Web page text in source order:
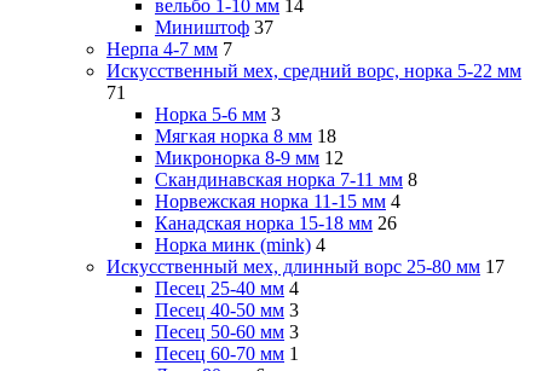
вельбо 1-10 мм 14
Миништоф 37
Нерпа 4-7 мм 7
Искусственный мех, средний ворс, норка 5-22 мм
71
Норка 5-6 мм 3
Мягкая норка 8 мм 18
Микронорка 8-9 мм 12
Скандинавская норка 7-11 мм 8
Норвежская норка 11-15 мм 4
Канадская норка 15-18 мм 26
Норка минк (mink) 4
Искусственный мех, длинный ворс 25-80 мм 17
Песец 25-40 мм 4
Песец 40-50 мм 3
Песец 50-60 мм 3
Песец 60-70 мм 1